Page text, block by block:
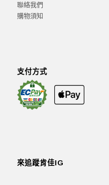
聯絡我們
購物須知
支付方式
來追蹤肯佳IG